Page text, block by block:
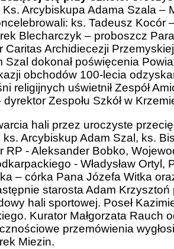
Arcybiskupa Adama Szala –
ks. Tadeusz Kocór
Blecharczyk – proboszcz
Caritas Archidiecezji
Szal dokonał poświęcenia
obchodów 100-lecia
religijnych uświetnił Zespół
Zespołu Szkół w
hali przez uroczyste
Arcybiskup Adam Szal, ks.
RP - Aleksander Bobko,
- Władysław
– córka Pana Józefa Witka
starosta Adam
hali sportowej. Poseł
Kurator Małgorzata Rauch
przemówienia
Miezin.